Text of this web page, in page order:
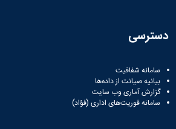
دسترسی
سامانه شفافیت
بیانیه صیانت از داده‌ها
گزارش آماری وب‌ سایت
سامانه فوریت‌های اداری (فؤاد)